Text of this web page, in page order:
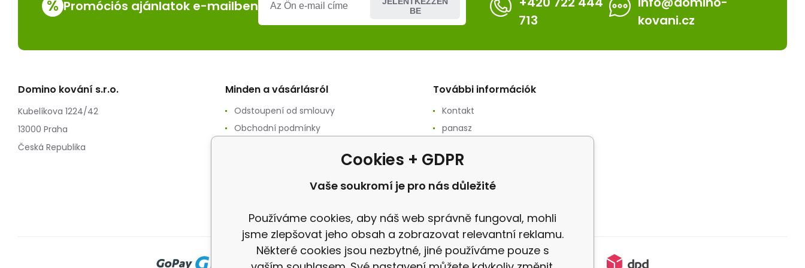
% Promóciós ajánlatok e-mailben
BE
713
kovani.cz
Domino kování s.r.o.
Kubelíkova 1224/42
13000 Praha
Česká Republika
Minden a vásárlásról
Odstoupení od smlouvy
Obchodní podmínky
További információk
Kontakt
panasz
Cookies + GDPR
Vaše soukromí je pro nás důležité
Používáme cookies, aby náš web správně fungoval, mohli
jsme zlepšovat jeho obsah a zobrazovat relevantní reklamu.
Některé cookies jsou nezbytné, jiné používáme pouze s